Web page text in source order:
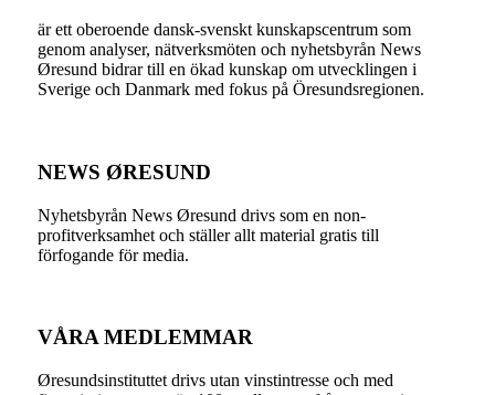
är ett oberoende dansk-svenskt kunskapscentrum som
genom analyser, nätverksmöten och nyhetsbyrån News
Øresund bidrar till en ökad kunskap om utvecklingen i
Sverige och Danmark med fokus på Öresundsregionen.
NEWS ØRESUND
Nyhetsbyrån News Øresund drivs som en non-
profitverksamhet och ställer allt material gratis till
förfogande för media.
VÅRA MEDLEMMAR
Øresundsinstituttet drivs utan vinst­intresse och med